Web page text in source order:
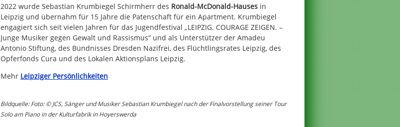
2022 wurde Sebastian Krumbiegel Schirmherr des Ronald-McDonald-Hauses in
Leipzig und übernahm für 15 Jahre die Patenschaft für ein Apartment. Krumbiegel
engagiert sich seit vielen Jahren für das Jugendfestival „LEIPZIG. COURAGE ZEIGEN. –
Junge Musiker gegen Gewalt und Rassismus“ und als Unterstützer der Amadeu
Antonio Stiftung, des Bündnisses Dresden Nazifrei, des Flüchtlingsrates Leipzig, des
Opferfonds Cura und des Lokalen Aktionsplans Leipzig.
Mehr Leipziger Persönlichkeiten
Bildquelle: Foto: © JCS, Sänger und Musiker Sebastian Krumbiegel nach der Finalvorstellung seiner Tour
Solo am Piano in der Kulturfabrik in Hoyerswerda